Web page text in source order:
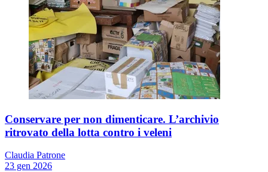
Conservare per non dimenticare. L’archivio
ritrovato della lotta contro i veleni
Claudia Patrone
23 gen 2026